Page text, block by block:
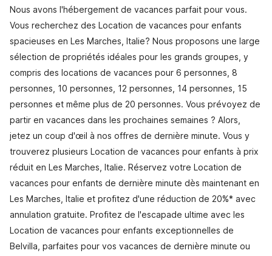
Nous avons l'hébergement de vacances parfait pour vous.
Vous recherchez des Location de vacances pour enfants
spacieuses en Les Marches, Italie? Nous proposons une large
sélection de propriétés idéales pour les grands groupes, y
compris des locations de vacances pour 6 personnes, 8
personnes, 10 personnes, 12 personnes, 14 personnes, 15
personnes et même plus de 20 personnes. Vous prévoyez de
partir en vacances dans les prochaines semaines ? Alors,
jetez un coup d'œil à nos offres de dernière minute. Vous y
trouverez plusieurs Location de vacances pour enfants à prix
réduit en Les Marches, Italie. Réservez votre Location de
vacances pour enfants de dernière minute dès maintenant en
Les Marches, Italie et profitez d'une réduction de 20%* avec
annulation gratuite. Profitez de l'escapade ultime avec les
Location de vacances pour enfants exceptionnelles de
Belvilla, parfaites pour vos vacances de dernière minute ou